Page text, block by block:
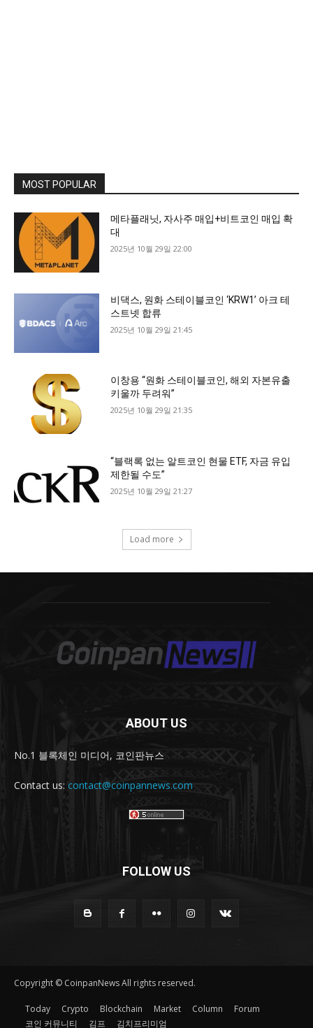
ABOUT US
No.1 블록체인 미디어, 코인판뉴스
Contact us: contact@coinpannews.com
FOLLOW US
Copyright © CoinpanNews All rights reserved.
Today Crypto Blockchain Market Column
Forum
코인 커뮤니티
김프 김치프리미엄